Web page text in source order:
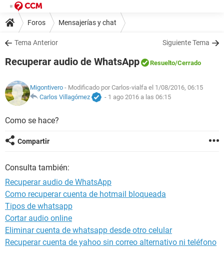
Foros Mensajerías y chat
Tema Anterior Siguiente Tema
Recuperar audio de WhatsApp Resuelto/Cerrado
Migontivero - Modificado por Carlos-vialfa el 1/08/2016, 06:15
Carlos Villagómez
- 1 ago 2016 a las 06:15
Como se hace?
Compartir
Consulta también:
Recuperar audio de WhatsApp
Como recuperar cuenta de hotmail bloqueada
Tipos de whatsapp
Cortar audio online
Eliminar cuenta de whatsapp desde otro celular
Recuperar cuenta de yahoo sin correo alternativo ni teléfono